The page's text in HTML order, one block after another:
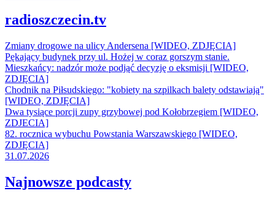
radioszczecin.tv
Zmiany drogowe na ulicy Andersena [WIDEO, ZDJĘCIA]
Pękający budynek przy ul. Hożej w coraz gorszym stanie.
Mieszkańcy: nadzór może podjąć decyzję o eksmisji [WIDEO,
ZDJĘCIA]
Chodnik na Piłsudskiego: "kobiety na szpilkach balety odstawiają"
[WIDEO, ZDJĘCIA]
Dwa tysiące porcji zupy grzybowej pod Kołobrzegiem [WIDEO,
ZDJECIA]
82. rocznica wybuchu Powstania Warszawskiego [WIDEO,
ZDJĘCIA]
31.07.2026
Najnowsze podcasty